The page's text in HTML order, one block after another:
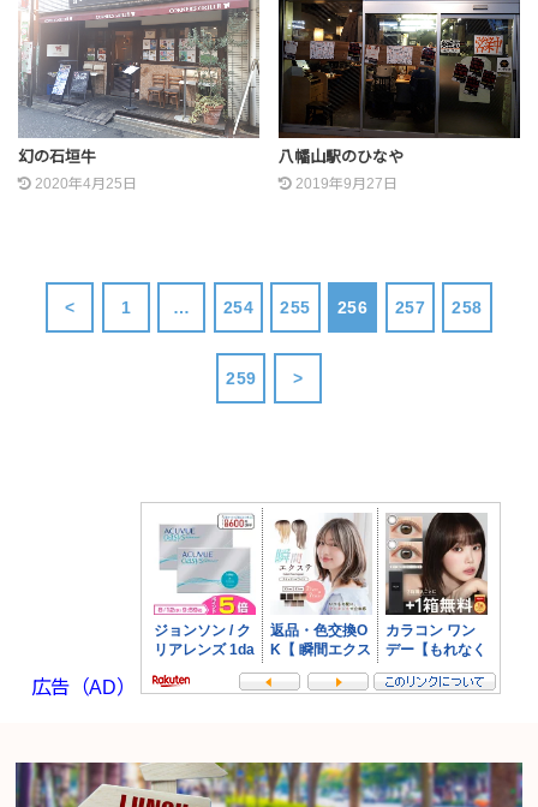
幻の石垣牛
2020年4月25日
八幡山駅のひなや
2019年9月27日
< 1 … 254 255 256 257 258
259 >
広告（AD）